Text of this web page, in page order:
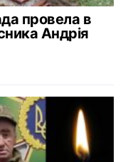
провела в
Андрія